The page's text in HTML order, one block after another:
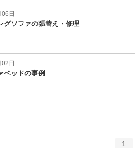
06日
グソファの張替え・修理
02日
ベッドの事例
1